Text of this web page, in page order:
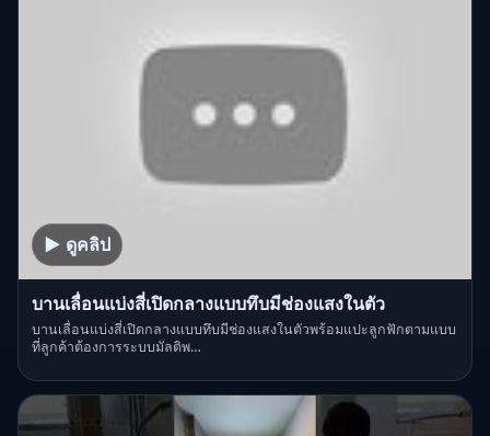
▶ ดูคลิป
บานเลื่อนแบ่งสี่เปิดกลางแบบทึบมีช่องแสงในตัว
บานเลื่อนแบ่งสี่เปิดกลางแบบทึบมีช่องแสงในตัวพร้อมแปะลูกฟักตามแบบ
ที่ลูกค้าต้องการระบบมัลติพ…